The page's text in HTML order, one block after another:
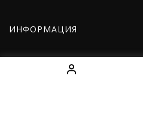
ИНФОРМАЦИЯ